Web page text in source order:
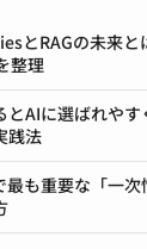
とRAGの未来
整理
とAIに選ばれや
践法
最も重要な「一